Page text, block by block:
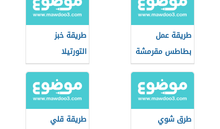
طريقة عمل
بطاطس مقرمشة
طريقة خبز
التورتيلا
طرق شوي
طريقة قلي